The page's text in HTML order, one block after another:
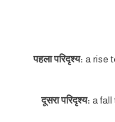
पहला परिदृश्य: a rise
दूसरा परिदृश्य: a